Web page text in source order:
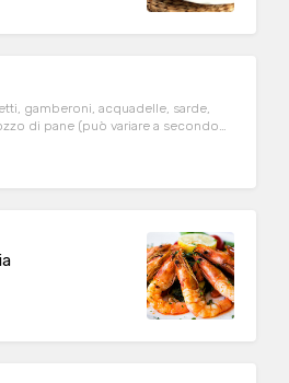
gamberoni, acquadelle, sarde,
variare a secondo